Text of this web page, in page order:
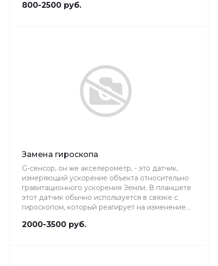
уделяем особое внимание.
800-2500 руб.
Замена гироскопа
G-сенсор, он же акселерометр, - это датчик,
измеряющий ускорение объекта относительно
гравитационного ускорения Земли. В планшете
этот датчик обычно используется в связке с
гироскопом, который реагирует на изменение
чувствительность и точность акселерометра. В
2000-3500 руб.